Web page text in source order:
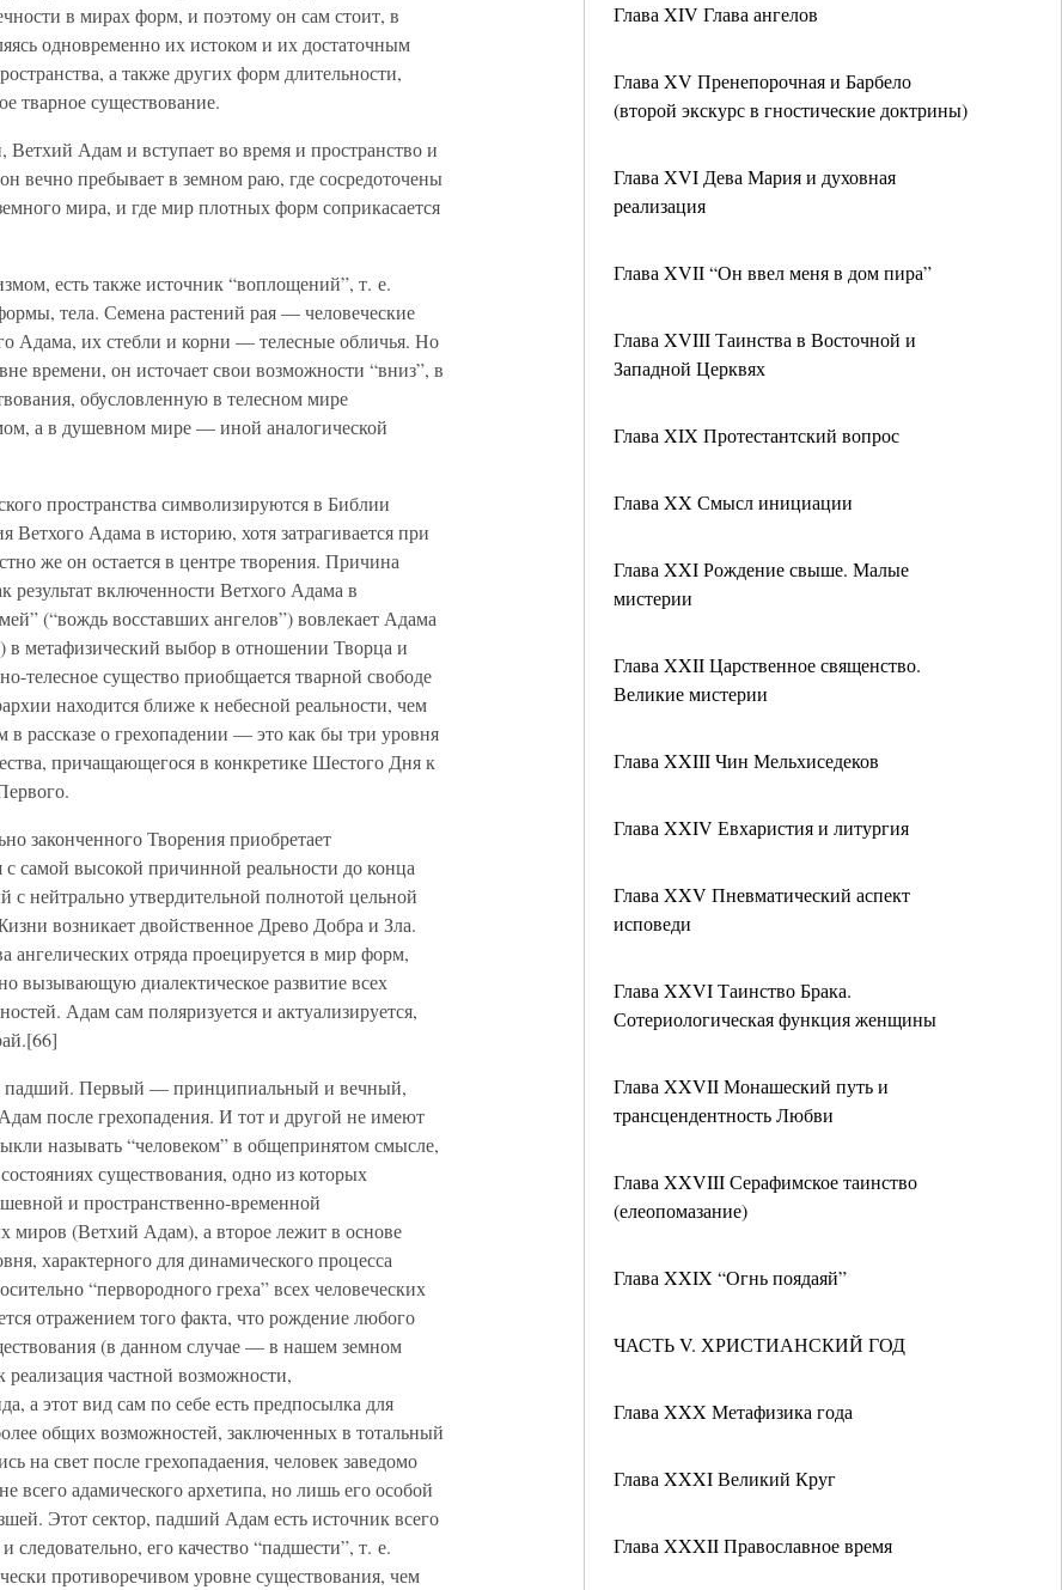
Глава XIV Глава ангелов
Глава XV Пренепорочная и Барбело
(второй экскурс в гностические доктрины)
Глава XVI Дева Мария и духовная
реализация
Глава XVII “Он ввел меня в дом пира”
Глава XVIII Таинства в Восточной и
Западной Церквях
Глава XIX Протестантский вопрос
Глава XX Смысл инициации
Глава XXI Рождение свыше. Малые
мистерии
Глава XXII Царственное священство.
Великие мистерии
Глава XXIII Чин Мельхиседеков
Глава XXIV Евхаристия и литургия
Глава XXV Пневматический аспект
исповеди
Глава XXVI Таинство Брака.
Сотериологическая функция женщины
Глава XXVII Монашеский путь и
трансцендентность Любви
Глава XXVIII Серафимское таинство
(елеопомазание)
Глава XXIX “Огнь поядаяй”
ЧАСТЬ V. ХРИСТИАНСКИЙ ГОД
Глава XXX Метафизика года
Глава XXXI Великий Круг
Глава XXXII Православное время
в мирах форм, и поэтому он сам стоит, в
одновременно их истоком и их достаточным
а также других форм длительности,
тварное существование.
Ветхий Адам и вступает во время и пространство и
вечно пребывает в земном раю, где сосредоточены
мира, и где мир плотных форм соприкасается
есть также источник “воплощений”, т. е.
тела. Семена растений рая — человеческие
Адама, их стебли и корни — телесные обличья. Но
времени, он источает свои возможности “вниз”, в
обусловленную в телесном мире
а в душевном мире — иной аналогической
пространства символизируются в Библии
Ветхого Адама в историю, хотя затрагивается при
же он остается в центре творения. Причина
результат включенности Ветхого Адама в
(“вождь восставших ангелов”) вовлекает Адама
в метафизический выбор в отношении Творца и
телесное существо приобщается тварной свободе
находится ближе к небесной реальности, чем
рассказе о грехопадении — это как бы три уровня
причащающегося в конкретике Шестого Дня к
законченного Творения приобретает
с самой высокой причинной реальности до конца
с нейтрально утвердительной полнотой цельной
возникает двойственное Древо Добра и Зла.
ангелических отряда проецируется в мир форм,
вызывающую диалектическое развитие всех
Адам сам поляризуется и актуализируется,
падший. Первый — принципиальный и вечный,
после грехопадения. И тот и другой не имеют
называть “человеком” в общепринятом смысле,
существования, одно из которых
и пространственно-временной
миров (Ветхий Адам), а второе лежит в основе
характерного для динамического процесса
“первородного греха” всех человеческих
отражением того факта, что рождение любого
(в данном случае — в нашем земном
реализация частной возможности,
а этот вид сам по себе есть предпосылка для
общих возможностей, заключенных в тотальный
на свет после грехопадаения, человек заведомо
всего адамического архетипа, но лишь его особой
Этот сектор, падший Адам есть источник всего
следовательно, его качество “падшести”, т. е.
противоречивом уровне существования, чем